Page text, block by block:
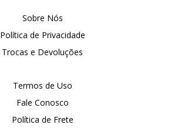
Sobre Nós
Política de Privacidade
Trocas e Devoluções
Termos de Uso
Fale Conosco
Política de Frete